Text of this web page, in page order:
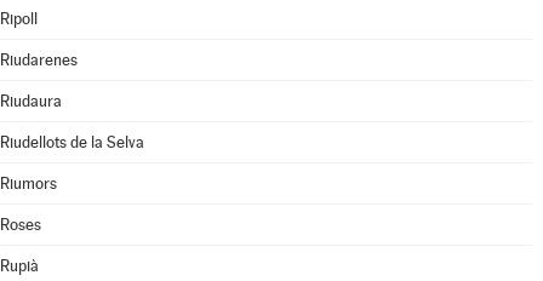
Ripoll
Riudarenes
Riudaura
Riudellots de la Selva
Riumors
Roses
Rupià